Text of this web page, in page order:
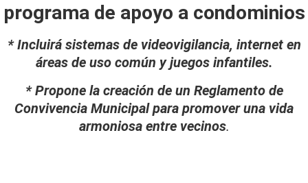
programa de apoyo a condominios
* Incluirá sistemas de videovigilancia, internet en
áreas de uso común y juegos infantiles.
* Propone la creación de un Reglamento de
Convivencia Municipal para promover una vida
armoniosa entre vecinos.